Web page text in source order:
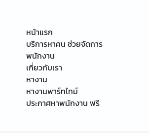
หน้าแรก
บริการหาคน ช่วยจัดการ
พนักงาน
เกี่ยวกับเรา
หางาน
หางานพาร์ทไทม์
ประกาศหาพนักงาน ฟรี